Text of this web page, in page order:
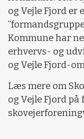
og Vejle Fjord er
Kommune har
erhvervs- og
og Vejle Fjord-
Læs mere om
og Vejle Fjord